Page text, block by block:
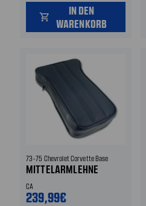
shopping_cart
IN DEN
WARENKORB
73-75 Chevrolet Corvette Base
MITTELARMLEHNE
CA
239,99€